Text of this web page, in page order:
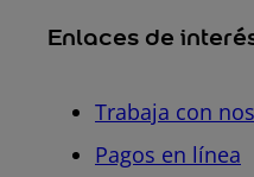
Enlaces de
Trabaja con
Pagos en línea